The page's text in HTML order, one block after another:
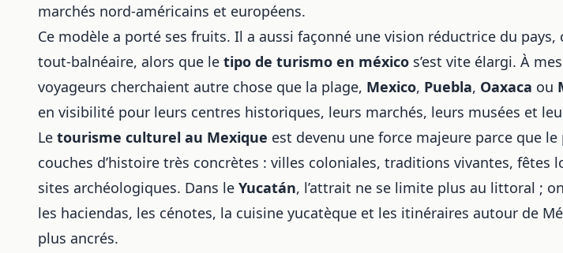
marchés nord-américains et européens.
Ce modèle a porté ses fruits. Il a aussi façonné une vision réductrice du pays,
tout-balnéaire, alors que le tipo de turismo en méxico s’est vite élargi. À
voyageurs cherchaient autre chose que la plage, Mexico, Puebla, Oaxaca ou
en visibilité pour leurs centres historiques, leurs marchés, leurs musées et
Le tourisme culturel au Mexique est devenu une force majeure parce que le
couches d’histoire très concrètes : villes coloniales, traditions vivantes, fêtes
sites archéologiques. Dans le Yucatán, l’attrait ne se limite plus au littoral ;
les haciendas, les cénotes, la cuisine yucatèque et les itinéraires autour de
plus ancrés.